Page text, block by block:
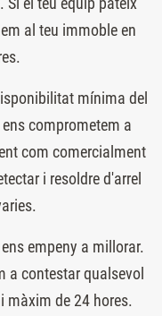
al teu immoble en
mínima del
comprometem a
com comercialment
i resoldre d'arrel
empeny a millorar.
a contestar qualsevol
màxim de 24 hores.